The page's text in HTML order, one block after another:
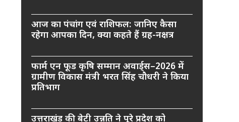
आज का पंचांग एवं राशिफल: जानिए कैसा
रहेगा आपका दिन, क्या कहते हैं ग्रह-नक्षत्र
फार्म एन फूड कृषि सम्मान अवार्ड्स–2026 में
ग्रामीण विकास मंत्री भरत सिंह चौधरी ने किया
प्रतिभाग
उत्तराखंड की बेटी उन्नति ने पूरे प्रदेश को